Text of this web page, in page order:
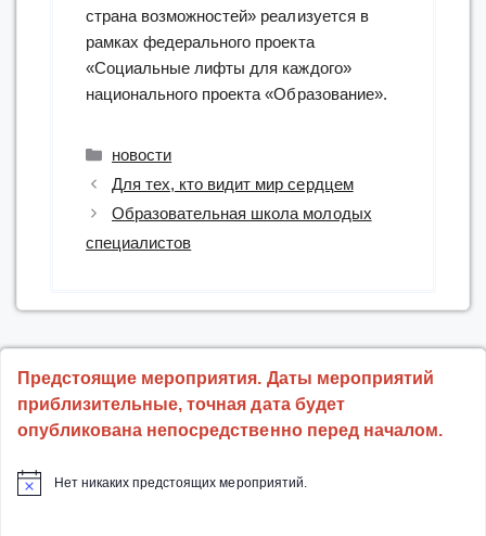
страна возможностей» реализуется в
рамках федерального проекта
«Социальные лифты для каждого»
национального проекта «Образование».
Рубрики
новости
Для тех, кто видит мир сердцем
Образовательная школа молодых
специалистов
Предстоящие мероприятия. Даты мероприятий
приблизительные, точная дата будет
опубликована непосредственно перед началом.
Нет никаких предстоящих мероприятий.